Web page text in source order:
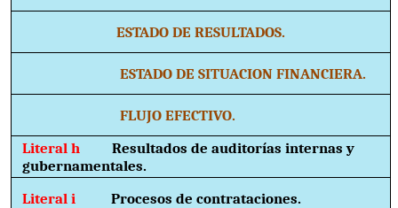
ESTADO DE RESULTADOS.
ESTADO DE SITUACION FINANCIERA.
FLUJO EFECTIVO.
Literal hResultados de auditorías internas y
gubernamentales.
Literal iProcesos de contrataciones.